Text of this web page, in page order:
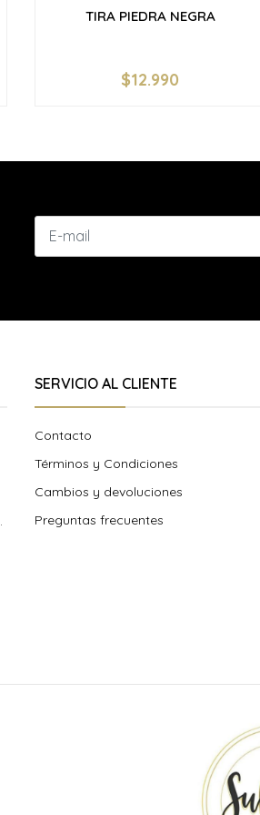
TIRA PIEDRA NEGRA
+
$12.990
SERVICIO AL CLIENTE
Contacto
Términos y Condiciones
Cambios y devoluciones
Preguntas frecuentes